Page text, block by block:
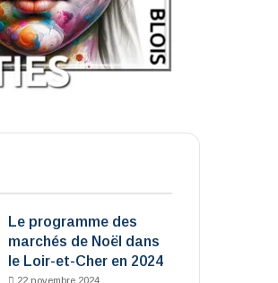
Le programme des
marchés de Noël dans
le Loir-et-Cher en 2024
22 novembre 2024